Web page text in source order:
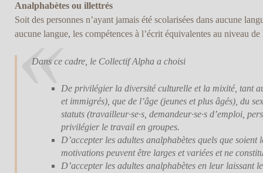
Analphabètes ou illettrés
Soit des personnes n’ayant jamais été scolarisées dans aucune
aucune langue, les compétences à l’écrit équivalentes au niveau
Dans ce cadre, le Collectif Alpha a choisi
De privilégier la diversité culturelle et la mixité, tant
et immigrés), que de l’âge (jeunes et plus âgés), du
statuts (travailleur·se·s, demandeur·se·s d’emploi,
privilégier le travail en groupes.
D’accepter les adultes analphabètes quels que soient
motivations peuvent être larges et variées et ne
D’accepter les adultes analphabètes en leur laissant